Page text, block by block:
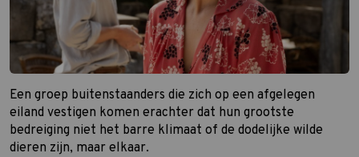
Een groep buitenstaanders die zich op een afgelegen
eiland vestigen komen erachter dat hun grootste
bedreiging niet het barre klimaat of de dodelijke wilde
dieren zijn, maar elkaar.